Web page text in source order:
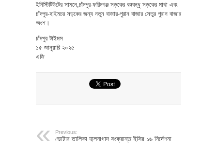
ইনিস্টিটিউটের সামনে,চাঁদপুর-ফরিদগঞ্জ সড়কের বঙ্গবন্ধু সড়কের মাথা এবং
চাঁদপুর-হাইমচর সড়কের জন্য নতুন বাজার-পুরান বাজার সেতুর পুরান বাজার
অংশ।
চাঁদপুর টাইমস
১৫ জানুয়ারি ২০২৫
এজি
Previous:
ভোটার তালিকা হালনাগাদ সংক্রান্ত ইসির ১৬ নির্দেশনা